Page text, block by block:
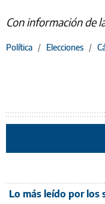
Con información de
Política / Elecciones /
Lo más leído por los